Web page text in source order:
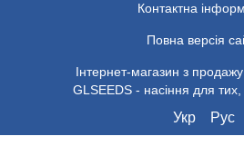
Контактна
Повна версія
Інтернет-магазин з
GLSEEDS - насіння для тих,
Укр Рус